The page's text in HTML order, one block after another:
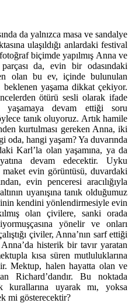
da yalnızca masa ve sandalye
ulaşıldığı anlardaki festival
biçimde yapılmış Anna ve
da, evin bir odasındaki
olan bu ev, içinde bulunulan
beklenen yaşama dikkat çekiyor.
ötürü sesli olarak ifade
yaşamaya devam ettiği soru
tanık oluyoruz. Artık hamile
kurtulması gereken Anna, iki
oda, hangi yaşam? Ya duvarında
Karl’la olan yaşamına, ya da
devam edecektir. Uyku
evin görüntüsü, duvardaki
evin penceresi aracılığıyla
uyanışına tanık olduğumuz
kendini yönlendirmesiyle evin
olan çivilere, sanki orada
yönelir ve onları
çiviler, Anna’nın sarf ettiği
histerik bir tavır yaratan
kısa süren mutluluklarına
Mektup, halen hayatta olan ve
Richard’dandır. Bu noktada
kurallarına uyarak mı, yoksa
mi gösterecektir?